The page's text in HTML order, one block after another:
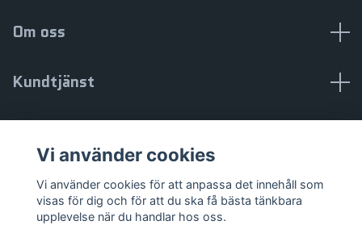
Om oss
Kundtjänst
Sociala medier
Vi använder cookies
Vi använder cookies för att anpassa det innehåll som
visas för dig och för att du ska få bästa tänkbara
upplevelse när du handlar hos oss.